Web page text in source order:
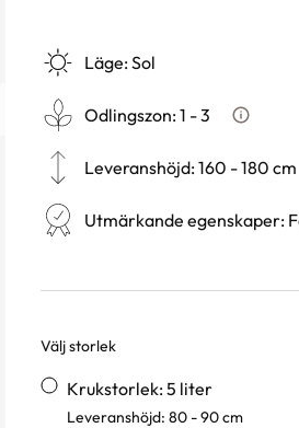
Läge:Sol
Odlingszon:1 - 3
Vad är
Leveranshöjd:160 - 180 cm
Utmärkande egenskaper:
Välj storlek
Varianter
Krukstorlek: 5 liter
Leveranshöjd: 80 - 90 cm